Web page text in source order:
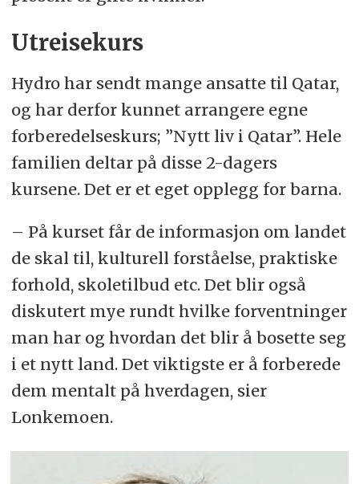
Utreisekurs
Hydro har sendt mange ansatte til Qatar,
og har derfor kunnet arrangere egne
forberedelseskurs; ”Nytt liv i Qatar”. Hele
familien deltar på disse 2-dagers
kursene. Det er et eget opplegg for barna.
– På kurset får de informasjon om landet
de skal til, kulturell forståelse, praktiske
forhold, skoletilbud etc. Det blir også
diskutert mye rundt hvilke forventninger
man har og hvordan det blir å bosette seg
i et nytt land. Det viktigste er å forberede
dem mentalt på hverdagen, sier
Lonkemoen.